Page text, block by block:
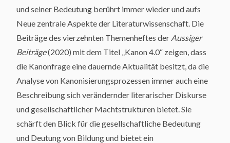
und seiner Bedeutung berührt immer wieder und aufs
Neue zentrale Aspekte der Literaturwissenschaft. Die
Beiträge des vierzehnten Themenheftes der Aussiger
Beiträge(2020) mit dem Titel „Kanon 4.0“ zeigen, dass
die Kanonfrage eine dauernde Aktualität besitzt, da die
Analyse von Kanonisierungsprozessen immer auch eine
Beschreibung sich verändernder literarischer Diskurse
und gesellschaftlicher Machtstrukturen bietet. Sie
schärft den Blick für die gesellschaftliche Bedeutung
und Deutung von Bildung und bietet ein